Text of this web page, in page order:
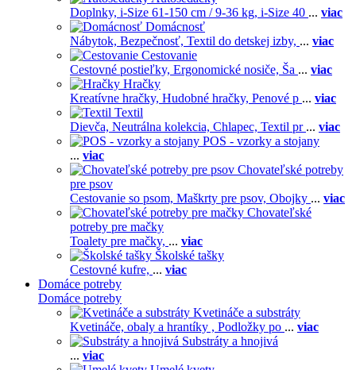
Doplnky, i-Size 61-150 cm / 9-36 kg, i-Size 40 ... viac
Domácnosť
Nábytok, Bezpečnosť, Textil do detskej izby, ... viac
Cestovanie
Cestovné postieľky, Ergonomické nosiče, Ša ... viac
Hračky
Kreatívne hračky, Hudobné hračky, Penové p ... viac
Textil
Dievča, Neutrálna kolekcia, Chlapec, Textil pr ... viac
POS - vzorky a stojany
... viac
Chovateľské potreby
pre psov
Cestovanie so psom, Maškrty pre psov, Obojky ... viac
Chovateľské
potreby pre mačky
Toalety pre mačky, ... viac
Školské tašky
Cestovné kufre, ... viac
Domáce potreby
Domáce potreby
Kvetináče a substráty
Kvetináče, obaly a hrantíky , Podložky po ... viac
Substráty a hnojivá
... viac